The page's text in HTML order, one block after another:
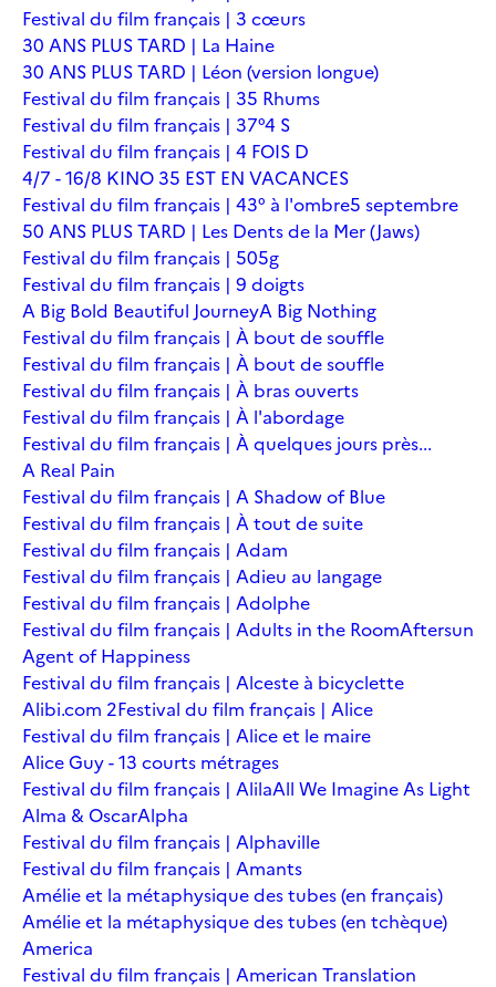
Festival du film français | 3 cœurs
30 ANS PLUS TARD | La Haine
30 ANS PLUS TARD | Léon (version longue)
Festival du film français | 35 Rhums
Festival du film français | 37°4 S
Festival du film français | 4 FOIS D
4/7 - 16/8 KINO 35 EST EN VACANCES
Festival du film français | 43° à l'ombre5 septembre
50 ANS PLUS TARD | Les Dents de la Mer (Jaws)
Festival du film français | 505g
Festival du film français | 9 doigts
A Big Bold Beautiful JourneyA Big Nothing
Festival du film français | À bout de souffle
Festival du film français | À bout de souffle
Festival du film français | À bras ouverts
Festival du film français | À l'abordage
Festival du film français | À quelques jours près...
A Real Pain
Festival du film français | A Shadow of Blue
Festival du film français | À tout de suite
Festival du film français | Adam
Festival du film français | Adieu au langage
Festival du film français | Adolphe
Festival du film français | Adults in the RoomAftersun
Agent of Happiness
Festival du film français | Alceste à bicyclette
Alibi.com 2Festival du film français | Alice
Festival du film français | Alice et le maire
Alice Guy - 13 courts métrages
Festival du film français | AlilaAll We Imagine As Light
Alma & OscarAlpha
Festival du film français | Alphaville
Festival du film français | Amants
Amélie et la métaphysique des tubes (en français)
Amélie et la métaphysique des tubes (en tchèque)
America
Festival du film français | American Translation